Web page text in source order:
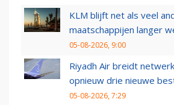
KLM blijft net als veel
maatschappijen langer
05-08-2026, 9:00
Riyadh Air breidt
opnieuw drie nieuwe
05-08-2026, 7:29